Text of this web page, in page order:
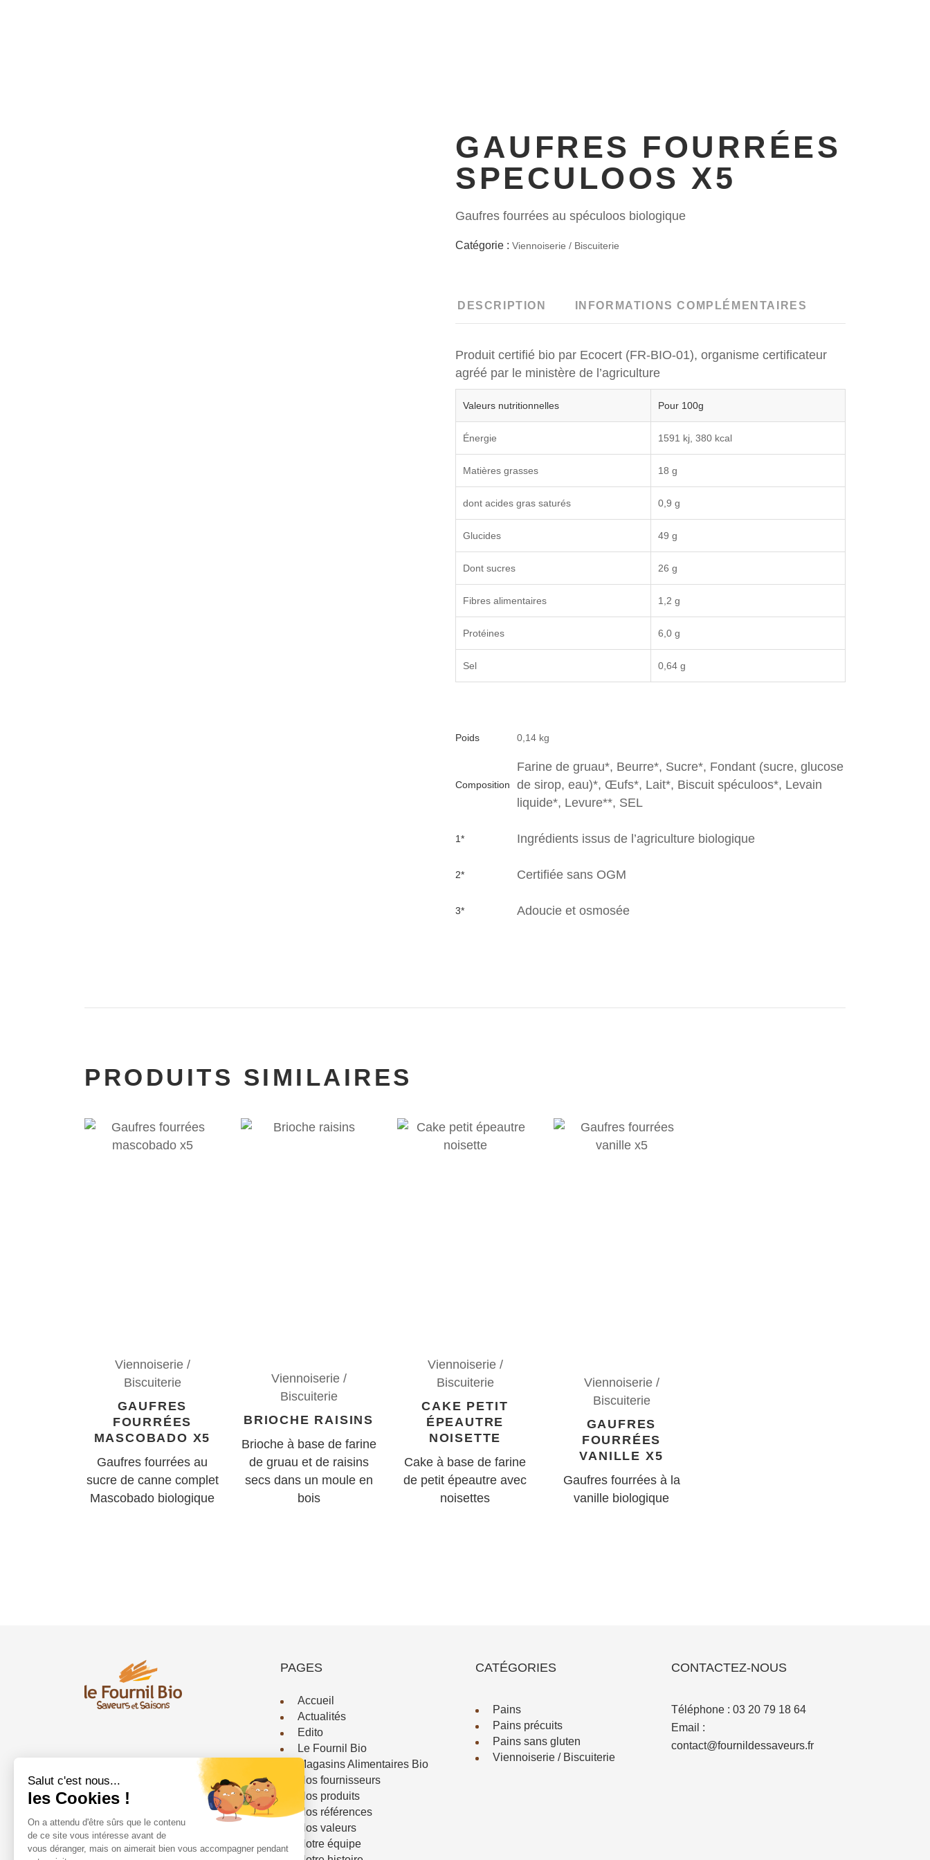
GAUFRES FOURRÉES
SPECULOOS X5
Gaufres fourrées au spéculoos biologique
Catégorie : Viennoiserie / Biscuiterie
DESCRIPTION INFORMATIONS COMPLÉMENTAIRES
Produit certifié bio par Ecocert (FR-BIO-01), organisme certificateur
agréé par le ministère de l’agriculture
Valeurs nutritionnelles Pour 100g
Énergie 1591 kj, 380 kcal
Matières grasses 18 g
dont acides gras saturés 0,9 g
Glucides 49 g
Dont sucres 26 g
Fibres alimentaires 1,2 g
Protéines 6,0 g
Sel 0,64 g
Poids 0,14 kg
Composition
Farine de gruau*, Beurre*, Sucre*, Fondant (sucre, glucose
de sirop, eau)*, Œufs*, Lait*, Biscuit spéculoos*, Levain
liquide*, Levure**, SEL
1* Ingrédients issus de l’agriculture biologique
2* Certifiée sans OGM
3* Adoucie et osmosée
PRODUITS SIMILAIRES
Viennoiserie /
Biscuiterie
GAUFRES
FOURRÉES
MASCOBADO X5
Gaufres fourrées au
sucre de canne complet
Mascobado biologique
Viennoiserie /
Biscuiterie
BRIOCHE RAISINS
Brioche à base de farine
de gruau et de raisins
secs dans un moule en
bois
Viennoiserie /
Biscuiterie
CAKE PETIT
ÉPEAUTRE
NOISETTE
Cake à base de farine
de petit épeautre avec
noisettes
Viennoiserie /
Biscuiterie
GAUFRES
FOURRÉES
VANILLE X5
Gaufres fourrées à la
vanille biologique
PAGES
Accueil
Actualités
Edito
Le Fournil Bio
Magasins Alimentaires Bio
Nos fournisseurs
Nos produits
Nos références
Nos valeurs
Notre équipe
CATÉGORIES
Pains
Pains précuits
Pains sans gluten
Viennoiserie / Biscuiterie
CONTACTEZ-NOUS
Téléphone : 03 20 79 18 64
Email :
contact@fournildessaveurs.fr